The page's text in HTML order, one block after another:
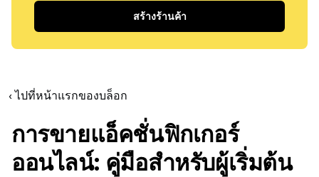
สร้างร้านค้า
‹ ไปที่หน้าแรกของบล็อก
การขายแอ็คชั่นฟิกเกอร์
ออนไลน์: คู่มือสำหรับผู้เริ่มต้น